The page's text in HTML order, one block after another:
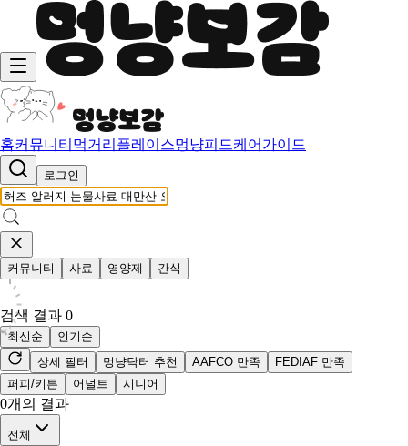
홈커뮤니티 먹거리 플레이스멍냥피드케어가이드
로그인
커뮤니티 사료 영양제 간식
검색 결과 0
최신순
인기순
상세 필터
멍냥닥터 추천 AAFCO 만족
FEDIAF 만족
퍼피/키튼
어덜트 시니어
0개의 결과
전체